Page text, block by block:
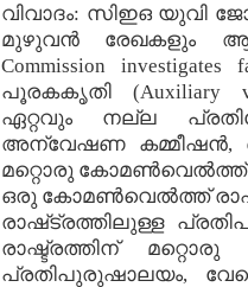
വിവാദം: സിഇഒ യുവി
മുഴുവൻ രേഖകളും
Commission investigates
പൂരകകൃതി (Auxiliary
ഏറ്റവും നല്ല
അന്വേഷണ കമ്മീഷന്‍,
മറ്റൊരു
ഒരു കോമണ്‍വെല്‍ത്ത്‌
രാഷ്‌ട്രത്തിലുള്ള
രാഷ്ട്രത്തിന്
പ്രതിപുരുഷാലയം,